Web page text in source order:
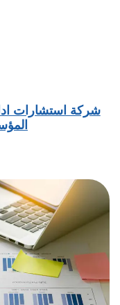
شركة استشارات